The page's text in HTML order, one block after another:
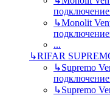
↳Monolit
...
↳RIFAR
↳Supremo
↳Supremo